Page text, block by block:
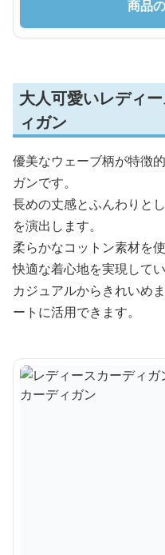
商品
大人可愛いレディ
ィガン
優美なウェーブ柄が特徴
ガンです。
長めの丈感とふんわりと
を演出します。
柔らかなコットン素材を
快適な着心地を実現してい
カジュアルからきれいめ
ートに活用できます。